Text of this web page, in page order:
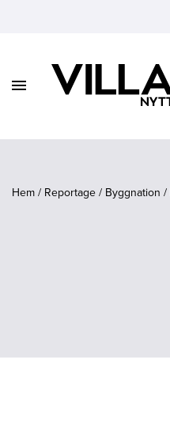
Vidare
Visa
Hem / Reportage / Byggnation /